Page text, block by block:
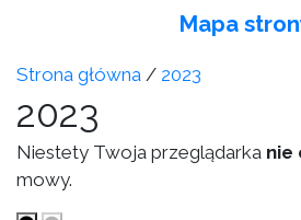
Mapa
Strona główna / 2023
2023
Niestety Twoja przeglądarka nie
mowy.